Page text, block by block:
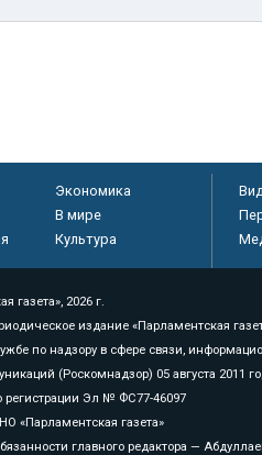
Экономика
В мире
Культура
газета», 2026 г.
издание «Парламентская
по надзору в сфере связи,
(Роскомнадзор) 05 августа 2011
регистрации Эл № ФС77-46097
«Парламентская газета»
главного редактора —